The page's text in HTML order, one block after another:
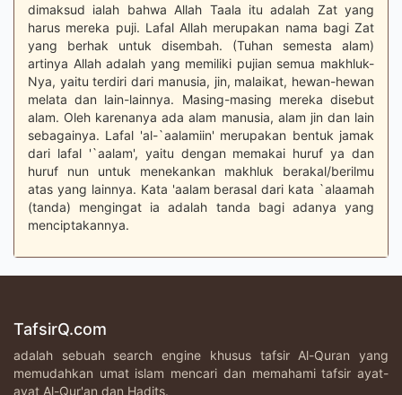
dimaksud ialah bahwa Allah Taala itu adalah Zat yang
harus mereka puji. Lafal Allah merupakan nama bagi Zat
yang berhak untuk disembah. (Tuhan semesta alam)
artinya Allah adalah yang memiliki pujian semua makhluk-
Nya, yaitu terdiri dari manusia, jin, malaikat, hewan-hewan
melata dan lain-lainnya. Masing-masing mereka disebut
alam. Oleh karenanya ada alam manusia, alam jin dan lain
sebagainya. Lafal 'al-`aalamiin' merupakan bentuk jamak
dari lafal '`aalam', yaitu dengan memakai huruf ya dan
huruf nun untuk menekankan makhluk berakal/berilmu
atas yang lainnya. Kata 'aalam berasal dari kata `alaamah
(tanda) mengingat ia adalah tanda bagi adanya yang
menciptakannya.
TafsirQ.com
adalah sebuah search engine khusus tafsir Al-Quran yang
memudahkan umat islam mencari dan memahami tafsir ayat-
ayat Al-Qur'an dan Hadits.